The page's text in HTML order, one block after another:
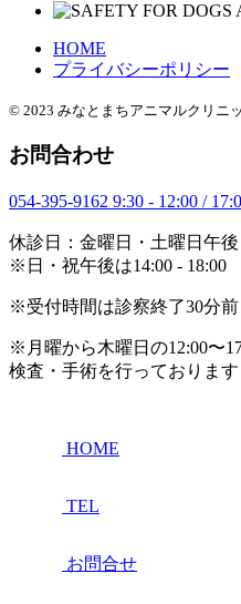
HOME
プライバシーポリシー
© 2023 みなとまちアニマルクリニ
お問合わせ
054-395-9162 9:30 - 12:00 /
休診日：金曜日・土曜日午後
※日・祝午後は14:00 - 18:00
※受付時間は診察終了30分
※月曜から木曜日の12:00〜
検査・手術を行っております
HOME
TEL
お問合せ